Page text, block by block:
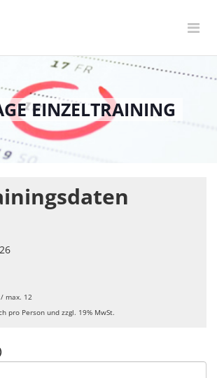
EINZELTRAINING
max. 12
pro Person und zzgl. 19% MwSt.